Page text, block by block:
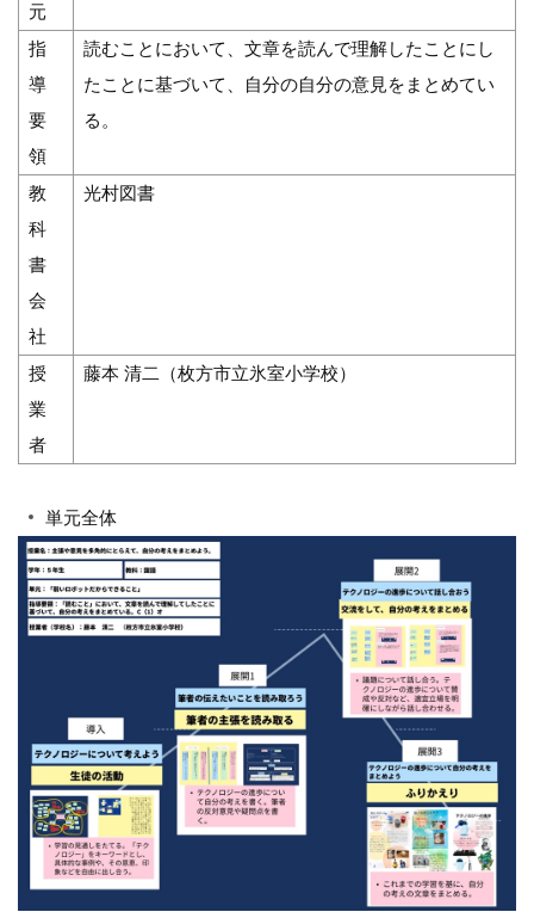
元
指
導
要
領
読むことにおいて、文章を読んで理解したことにし
たことに基づいて、自分の自分の意見をまとめてい
る。
教
科
書
会
社
光村図書
授
業
者
藤本 清二（枚方市立氷室小学校）
単元全体